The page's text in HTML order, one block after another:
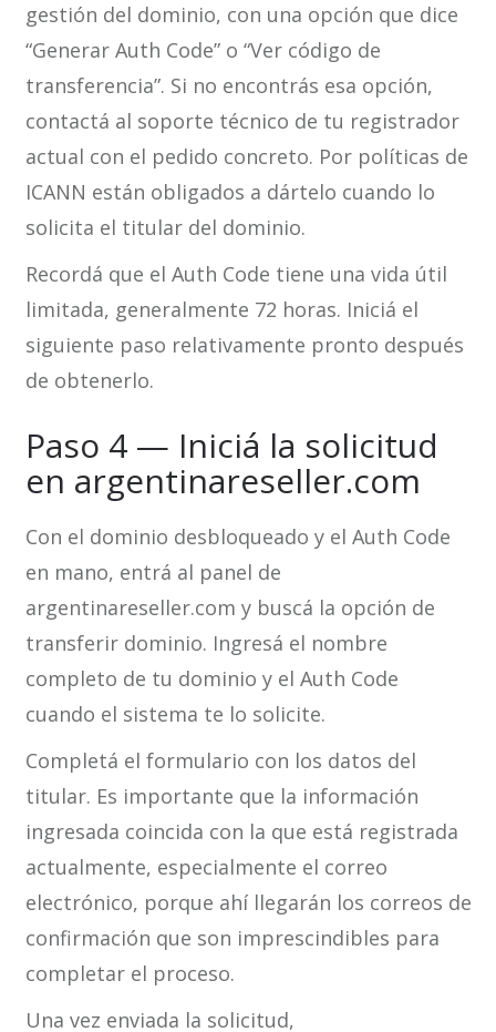
gestión del dominio, con una opción que dice
“Generar Auth Code” o “Ver código de
transferencia”. Si no encontrás esa opción,
contactá al soporte técnico de tu registrador
actual con el pedido concreto. Por políticas de
ICANN están obligados a dártelo cuando lo
solicita el titular del dominio.
Recordá que el Auth Code tiene una vida útil
limitada, generalmente 72 horas. Iniciá el
siguiente paso relativamente pronto después
de obtenerlo.
Paso 4 — Iniciá la solicitud
en argentinareseller.com
Con el dominio desbloqueado y el Auth Code
en mano, entrá al panel de
argentinareseller.com y buscá la opción de
transferir dominio. Ingresá el nombre
completo de tu dominio y el Auth Code
cuando el sistema te lo solicite.
Completá el formulario con los datos del
titular. Es importante que la información
ingresada coincida con la que está registrada
actualmente, especialmente el correo
electrónico, porque ahí llegarán los correos de
confirmación que son imprescindibles para
completar el proceso.
Una vez enviada la solicitud,